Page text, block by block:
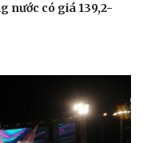
nước có giá 139,2-